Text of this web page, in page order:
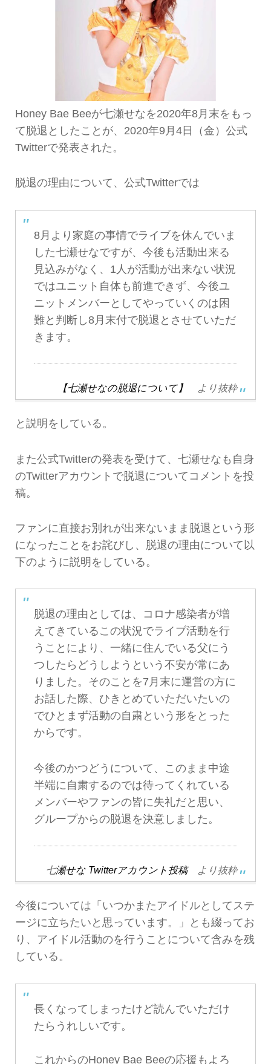
Honey Bae Beeが七瀬せなを2020年8月末をもっ
て脱退としたことが、2020年9月4日（金）公式
Twitterで発表された。
脱退の理由について、公式Twitterでは
8月より家庭の事情でライブを休んでいま
した七瀬せなですが、今後も活動出来る
見込みがなく、1人が活動が出来ない状況
ではユニット自体も前進できず、今後ユ
ニットメンバーとしてやっていくのは困
難と判断し8月末付で脱退とさせていただ
きます。
【七瀬せなの脱退について】 より抜粋
と説明をしている。
また公式Twitterの発表を受けて、七瀬せなも自身
のTwitterアカウントで脱退についてコメントを投
稿。
ファンに直接お別れが出来ないまま脱退という形
になったことをお詫びし、脱退の理由について以
下のように説明をしている。
脱退の理由としては、コロナ感染者が増
えてきているこの状況でライブ活動を行
うことにより、一緒に住んでいる父にう
つしたらどうしようという不安が常にあ
りました。そのことを7月末に運営の方に
お話した際、ひきとめていただいたいの
でひとまず活動の自粛という形をとった
からです。
今後のかつどうについて、このまま中途
半端に自粛するのでは待ってくれている
メンバーやファンの皆に失礼だと思い、
グループからの脱退を決意しました。
七瀬せな Twitterアカウント投稿より抜粋
今後については「いつかまたアイドルとしてステ
ージに立ちたいと思っています。」とも綴ってお
り、アイドル活動のを行うことについて含みを残
している。
長くなってしまったけど読んでいただけ
たらうれしいです。
これからのHoney Bae Beeの応援もよろ